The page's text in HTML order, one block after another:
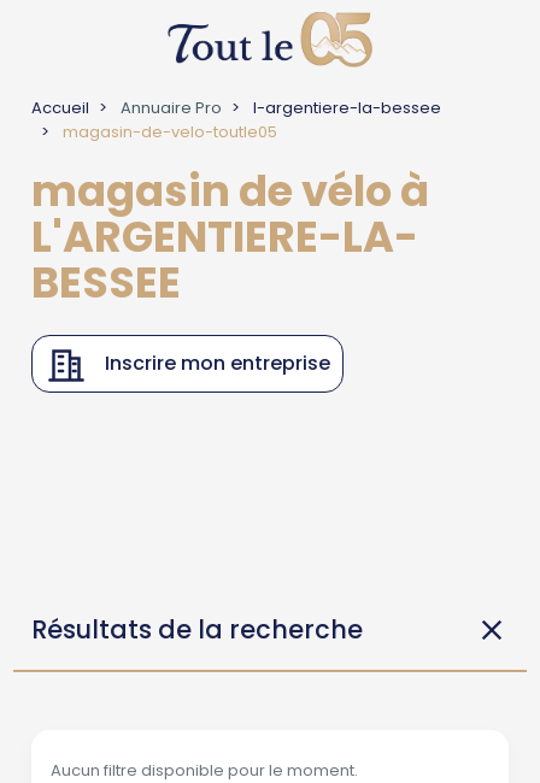
Accueil Annuaire Pro
l-argentiere-la-bessee
magasin-de-velo-toutle05
magasin de vélo à
L'ARGENTIERE-LA-
BESSEE
Inscrire mon entreprise
Résultats de la recherche
Aucun filtre disponible pour le moment.